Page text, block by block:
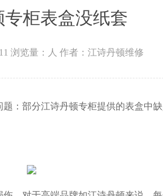
专柜表盒没纸套
浏览量： 人 作者：江诗丹顿维修
部分江诗丹顿专柜提供的表盒中